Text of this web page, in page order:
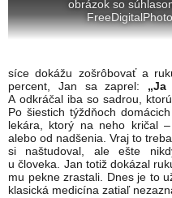
obrázok so
síce dokážu zošrôbovať a
percent, Jan sa zaprel:
A odkráčal iba so sadrou,
Po šiestich týždňoch
lekára, ktorý na neho kričal
alebo od nadšenia. Vraj to
si naštudoval, ale ešte
u človeka. Jan totiž dokázal
mu pekne zrastali. Dnes je to
klasická medicína zatiaľ